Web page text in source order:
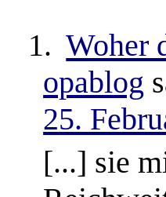
1. Woher
opablog
25.
[...] sie